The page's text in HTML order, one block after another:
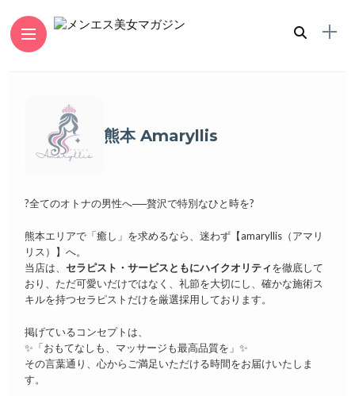
熊本 Amaryllis
?全てのオトナの男性へ──贅沢で特別なひと時を?
熊本エリアで「癒し」を求めるなら、迷わず【amaryllis（アマリ
リス）】へ。
当店は、セラピスト・サービスともにハイクオリティを徹底して
おり、ただ可愛いだけではなく、礼節を大切にし、確かな施術ス
キルを持つセラピストだけを厳選採用しております。
掲げているコンセプトは、
✨「おもてなしも、マッサージも最高品質を」✨
その言葉通り、心からご満足いただける時間をお届けいたしま
す。